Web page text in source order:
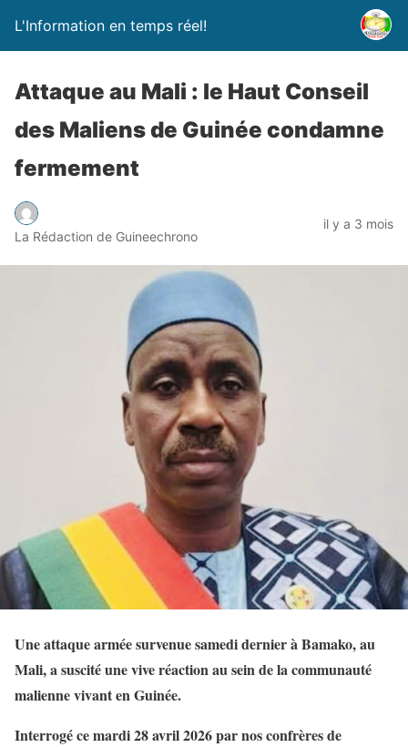
L'Information en temps réel!
Attaque au Mali : le Haut Conseil
des Maliens de Guinée condamne
fermement
La Rédaction de Guineechrono
il y a 3 mois
Une attaque armée survenue samedi dernier à Bamako, au
Mali, a suscité une vive réaction au sein de la communauté
malienne vivant en Guinée.
Interrogé ce mardi 28 avril 2026 par nos confrères de